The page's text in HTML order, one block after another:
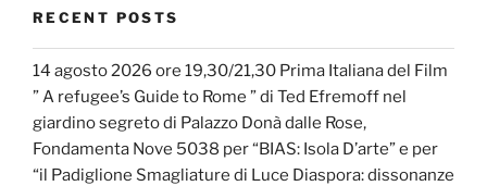
RECENT POSTS
14 agosto 2026 ore 19,30/21,30 Prima Italiana del Film
” A refugee’s Guide to Rome ” di Ted Efremoff nel
giardino segreto di Palazzo Donà dalle Rose,
Fondamenta Nove 5038 per “BIAS: Isola D’arte” e per
“il Padiglione Smagliature di Luce Diaspora: dissonanze